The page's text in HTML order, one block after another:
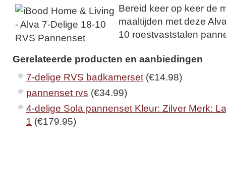
Bereid keer op keer de
maaltijden met deze
10 roestvaststalen
Gerelateerde producten en aanbiedingen
7-delige RVS badkamerset (€14.98)
pannenset rvs (€34.99)
4-delige Sola pannenset Kleur: Zilver Merk:
1 (€179.95)